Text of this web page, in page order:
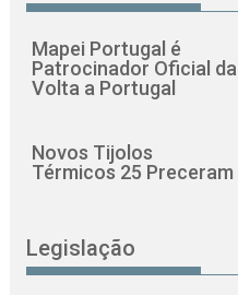
Mapei Portugal é
Patrocinador Oficial da
Volta a Portugal
Novos Tijolos
Térmicos 25 Preceram
Legislação